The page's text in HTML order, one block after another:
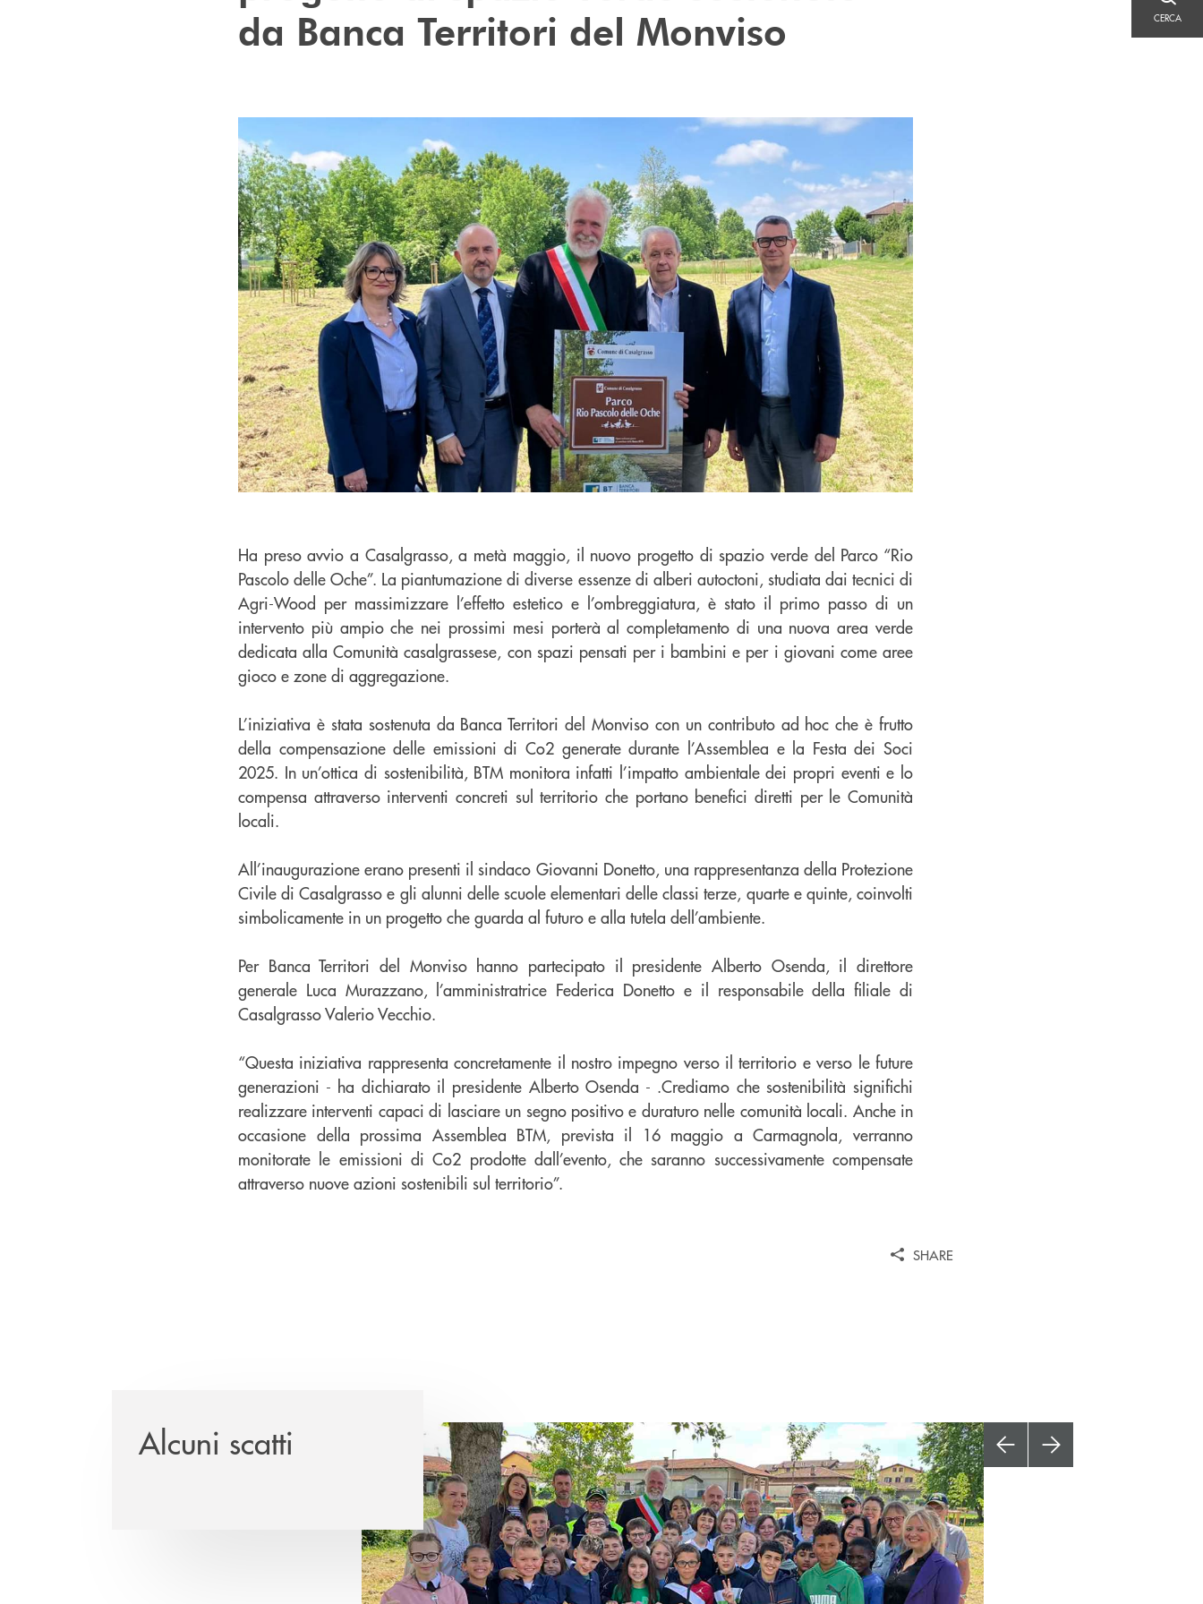
CERCA
da Banca Territori del Monviso
Ha preso avvio a Casalgrasso, a metà maggio, il nuovo progetto di spazio verde del Parco “Rio
Pascolo delle Oche”. La piantumazione di diverse essenze di alberi autoctoni, studiata dai tecnici di
Agri-Wood per massimizzare l’effetto estetico e l’ombreggiatura, è stato il primo passo di un
intervento più ampio che nei prossimi mesi porterà al completamento di una nuova area verde
dedicata alla Comunità casalgrassese, con spazi pensati per i bambini e per i giovani come aree
gioco e zone di aggregazione.
L’iniziativa è stata sostenuta da Banca Territori del Monviso con un contributo ad hoc che è frutto
della compensazione delle emissioni di Co2 generate durante l’Assemblea e la Festa dei Soci
2025. In un’ottica di sostenibilità, BTM monitora infatti l’impatto ambientale dei propri eventi e lo
compensa attraverso interventi concreti sul territorio che portano benefici diretti per le Comunità
locali.
All’inaugurazione erano presenti il sindaco Giovanni Donetto, una rappresentanza della Protezione
Civile di Casalgrasso e gli alunni delle scuole elementari delle classi terze, quarte e quinte, coinvolti
simbolicamente in un progetto che guarda al futuro e alla tutela dell’ambiente.
Per Banca Territori del Monviso hanno partecipato il presidente Alberto Osenda, il direttore
generale Luca Murazzano, l’amministratrice Federica Donetto e il responsabile della filiale di
Casalgrasso Valerio Vecchio.
“Questa iniziativa rappresenta concretamente il nostro impegno verso il territorio e verso le future
generazioni - ha dichiarato il presidente Alberto Osenda - .Crediamo che sostenibilità significhi
realizzare interventi capaci di lasciare un segno positivo e duraturo nelle comunità locali. Anche in
occasione della prossima Assemblea BTM, prevista il 16 maggio a Carmagnola, verranno
monitorate le emissioni di Co2 prodotte dall’evento, che saranno successivamente compensate
attraverso nuove azioni sostenibili sul territorio”.
SHARE
Alcuni scatti